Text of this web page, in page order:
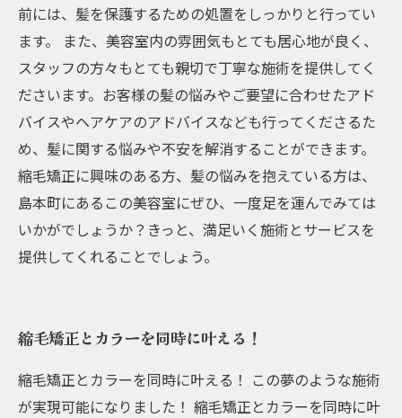
前には、髪を保護するための処置をしっかりと行ってい
ます。 また、美容室内の雰囲気もとても居心地が良く、
スタッフの方々もとても親切で丁寧な施術を提供してく
ださいます。お客様の髪の悩みやご要望に合わせたアド
バイスやヘアケアのアドバイスなども行ってくださるた
め、髪に関する悩みや不安を解消することができます。
縮毛矯正に興味のある方、髪の悩みを抱えている方は、
島本町にあるこの美容室にぜひ、一度足を運んでみては
いかがでしょうか？きっと、満足いく施術とサービスを
提供してくれることでしょう。
縮毛矯正とカラーを同時に叶える！
縮毛矯正とカラーを同時に叶える！ この夢のような施術
が実現可能になりました！ 縮毛矯正とカラーを同時に叶